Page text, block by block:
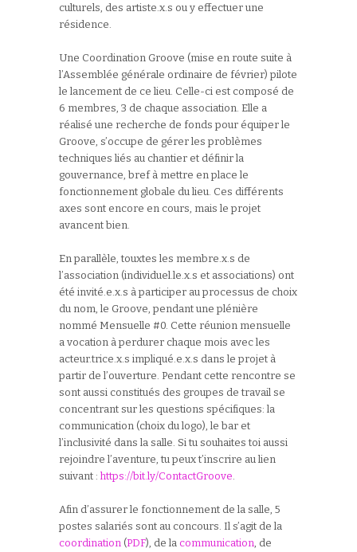
culturels, des artiste.x.s ou y effectuer une
résidence.
Une Coordination Groove (mise en route suite à
l’Assemblée générale ordinaire de février) pilote
le lancement de ce lieu. Celle-ci est composé de
6 membres, 3 de chaque association. Elle a
réalisé une recherche de fonds pour équiper le
Groove, s’occupe de gérer les problèmes
techniques liés au chantier et définir la
gouvernance, bref à mettre en place le
fonctionnement globale du lieu. Ces différents
axes sont encore en cours, mais le projet
avancent bien.
En parallèle, touxtes les membre.x.s de
l’association (individuel.le.x.s et associations) ont
été invité.e.x.s à participer au processus de choix
du nom, le Groove, pendant une plénière
nommé Mensuelle #0. Cette réunion mensuelle
a vocation à perdurer chaque mois avec les
acteur.trice.x.s impliqué.e.x.s dans le projet à
partir de l’ouverture. Pendant cette rencontre se
sont aussi constitués des groupes de travail se
concentrant sur les questions spécifiques: la
communication (choix du logo), le bar et
l’inclusivité dans la salle. Si tu souhaites toi aussi
rejoindre l’aventure, tu peux t’inscrire au lien
suivant : https://bit.ly/ContactGroove
Afin d’assurer le fonctionnement de la salle, 5
postes salariés sont au concours. Il s’agit de la
coordination (PDF), de la communication , de